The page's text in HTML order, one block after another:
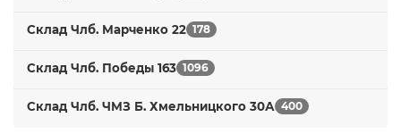
Склад Члб. Марченко 22 178
Склад Члб. Победы 163 1096
Склад Члб. ЧМЗ Б. Хмельницкого 30А 400